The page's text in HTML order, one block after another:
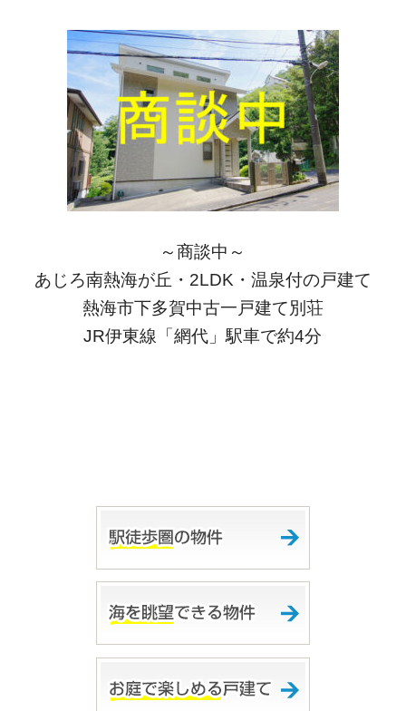
～商談中～
あじろ南熱海が丘・2LDK・温泉付の戸建て
熱海市下多賀中古一戸建て別荘
JR伊東線「網代」駅車で約4分